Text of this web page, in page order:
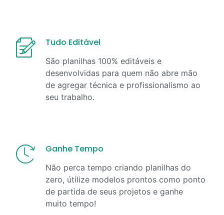
Tudo Editável
São planilhas 100% editáveis e
desenvolvidas para quem não abre mão
de agregar técnica e profissionalismo ao
seu trabalho.
Ganhe Tempo
Não perca tempo criando planilhas do
zero, útilize modelos prontos como ponto
de partida de seus projetos e ganhe
muito tempo!